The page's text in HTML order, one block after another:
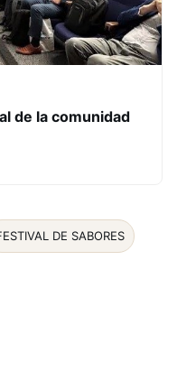
de la comunidad
DE SABORES